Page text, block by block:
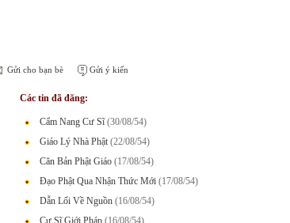
Gửi cho bạn bè Gửi ý kiến
Các tin đã đăng:
Cẩm Nang Cư Sĩ (30/08/54)
Giáo Lý Nhà Phật (22/08/54)
Căn Bản Phật Giáo (17/08/54)
Ðạo Phật Qua Nhận Thức Mới (17/08/54)
Dẫn Lối Về Nguồn (16/08/54)
Cư Sĩ Giới Pháp (16/08/54)